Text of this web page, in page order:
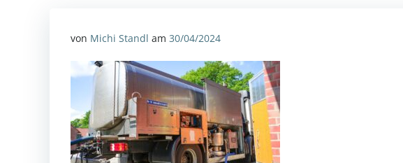
von Michi Standl am 30/04/2024